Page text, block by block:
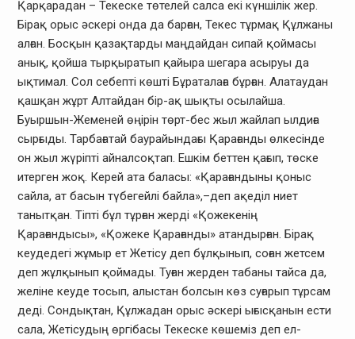
Қарқарадан – Текеске төтелей салса екі күншілік жер.
Бірақ орыс әскері онда да барған, Текес тұрмақ Құлжаны
алған. Босқын қазақтарды маңдайдан сипай қоймасы
анық, қойша тырқыратып қайыра шегара асыруы да
ықтимал. Сол себепті көшті Бұраталаға бұрған. Алатаудан
қашқан жұрт Алтайдан бір-ақ шықты осылайша.
Буыршын-Жеменей өңірін төрт-бес жыл жайлап ылдиға
сырғыды. Тарбағатай баурайындағы Қарағанды өлкесінде
он жыл жүріпті айналсоқтап. Ешкім беттен қағып, төске
итерген жоқ. Керей ата баласы: «Қарағандыны қоныс
сайла, ат басын түбегейлі байла»,–деп ақеділ ниет
танытқан. Тіпті бұл тұрған жерді «Қожекенің
Қарағандысы», «Қожеке Қарағанды» атандырған. Бірақ
кеудедегі жұмыр ет Жетісу деп бұлқынып, соған жетсем
деп жұлқынып қоймады. Туған жерден табаны тайса да,
желіне кеуде тосып, алыстан болсын көз суғарып тұрсам
деді. Сондықтан, Құлжадан орыс әскері ығысқанын ести
сала, Жетісудың өргібасы Текеске көшеміз деп ел-